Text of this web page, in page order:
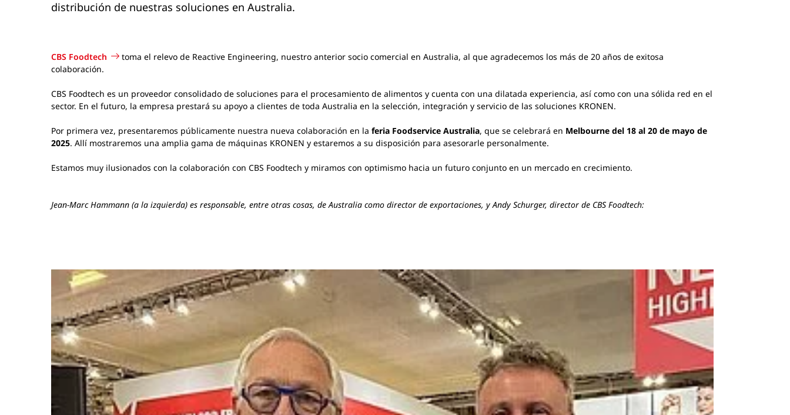
distribución de nuestras soluciones en Australia.
CBS Foodtech
toma el relevo de Reactive Engineering, nuestro anterior socio comercial en Australia, al que agradecemos los más de 20 años de exitosa
colaboración.
CBS Foodtech es un proveedor consolidado de soluciones para el procesamiento de alimentos y cuenta con una dilatada experiencia, así como con una sólida red en el
sector. En el futuro, la empresa prestará su apoyo a clientes de toda Australia en la selección, integración y servicio de las soluciones KRONEN.
Por primera vez, presentaremos públicamente nuestra nueva colaboración en la feria Foodservice Australia, que se celebrará en Melbourne del 18 al 20 de mayo de
2025. Allí mostraremos una amplia gama de máquinas KRONEN y estaremos a su disposición para asesorarle personalmente.
Estamos muy ilusionados con la colaboración con CBS Foodtech y miramos con optimismo hacia un futuro conjunto en un mercado en crecimiento.
Jean-Marc Hammann (a la izquierda) es responsable, entre otras cosas, de Australia como director de exportaciones, y Andy Schurger, director de CBS Foodtech: